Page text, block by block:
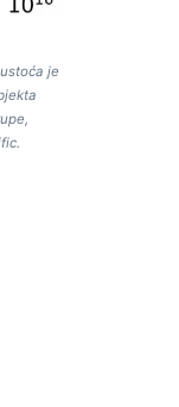
je